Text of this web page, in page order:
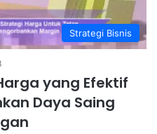
Strategi Bisnis
yang Efektif
Daya Saing